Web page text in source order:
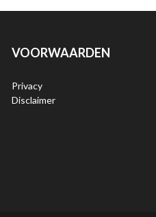
VOORWAARDEN
Privacy
Disclaimer